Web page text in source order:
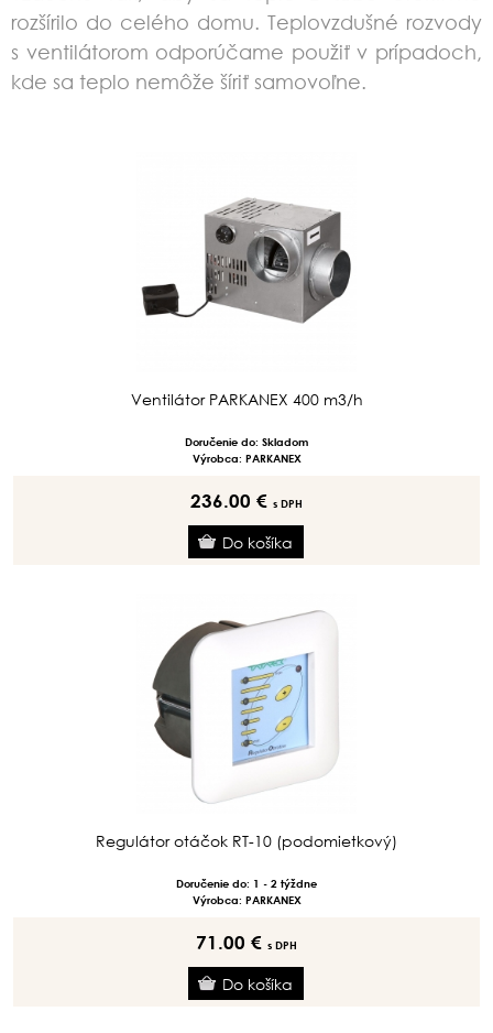
rozšírilo do celého domu. Teplovzdušné rozvody
s ventilátorom odporúčame použiť v prípadoch,
kde sa teplo nemôže šíriť samovoľne.
Ventilátor PARKANEX 400 m3/h
Doručenie do: Skladom
Výrobca: PARKANEX
236.00 € s DPH
Regulátor otáčok RT-10 (podomietkový)
Doručenie do: 1 - 2 týždne
Výrobca: PARKANEX
71.00 € s DPH